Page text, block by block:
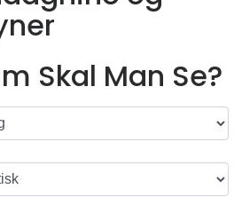
Skal Man Se?